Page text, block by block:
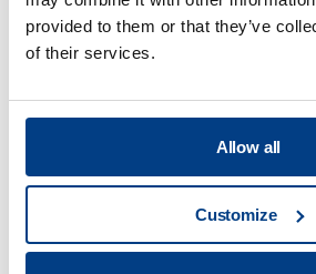
provided to them or that they’ve
of their services.
Allow all
Customize
(CIC/HIP) pour la
métallique